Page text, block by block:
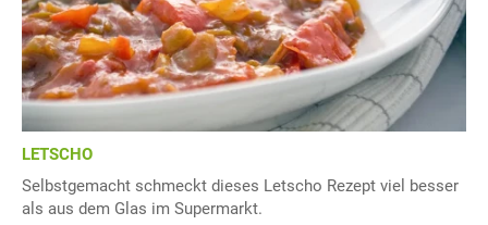
LETSCHO
Selbstgemacht schmeckt dieses Letscho Rezept viel besser
als aus dem Glas im Supermarkt.